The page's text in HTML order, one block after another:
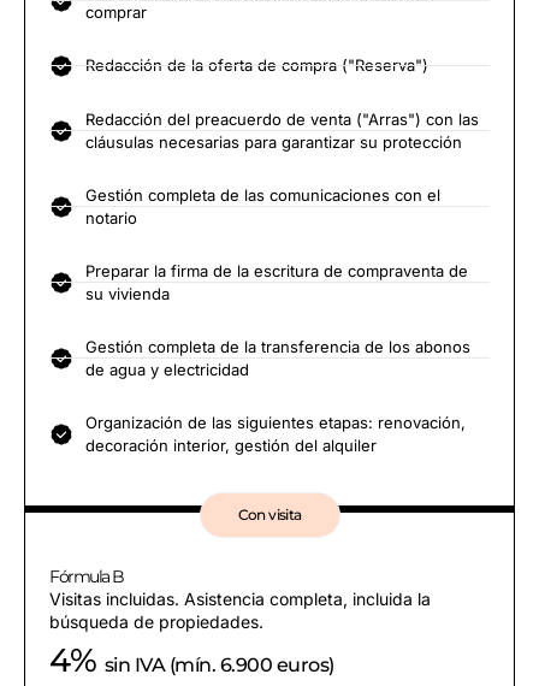
comprar
Redacción de la oferta de compra ("Reserva")
Redacción del preacuerdo de venta ("Arras") con las
cláusulas necesarias para garantizar su protección
Gestión completa de las comunicaciones con el
notario
Preparar la firma de la escritura de compraventa de
su vivienda
Gestión completa de la transferencia de los abonos
de agua y electricidad
Organización de las siguientes etapas: renovación,
decoración interior, gestión del alquiler
Con visita
Fórmula B
Visitas incluidas. Asistencia completa, incluida la
búsqueda de propiedades.
4% sin IVA (mín. 6.900 euros)